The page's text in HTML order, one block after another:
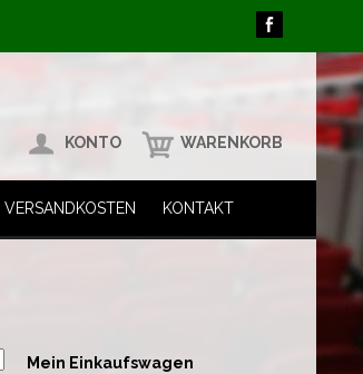
KONTO WARENKORB
VERSANDKOSTEN KONTAKT
Mein Einkaufswagen